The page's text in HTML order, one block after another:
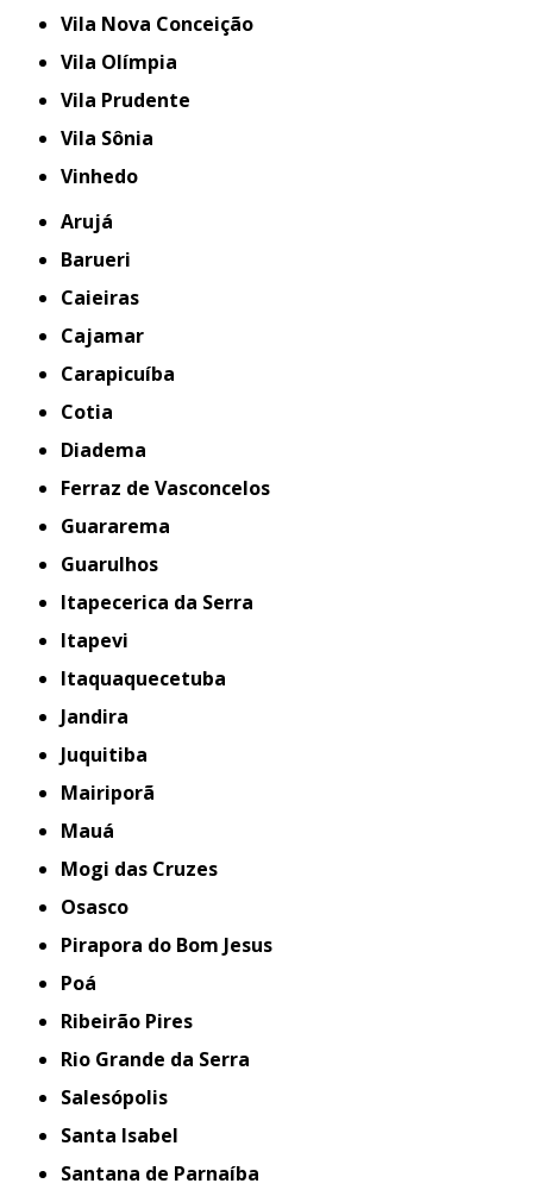
Vila Nova Conceição
Vila Olímpia
Vila Prudente
Vila Sônia
Vinhedo
Arujá
Barueri
Caieiras
Cajamar
Carapicuíba
Cotia
Diadema
Ferraz de Vasconcelos
Guararema
Guarulhos
Itapecerica da Serra
Itapevi
Itaquaquecetuba
Jandira
Juquitiba
Mairiporã
Mauá
Mogi das Cruzes
Osasco
Pirapora do Bom Jesus
Poá
Ribeirão Pires
Rio Grande da Serra
Salesópolis
Santa Isabel
Santana de Parnaíba